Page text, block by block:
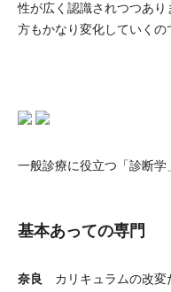
性が広く認識されつつあ
方もかなり変化していくの
一般診療に役立つ「診断学
基本あっての専門
奈良 カリキュラムの改変